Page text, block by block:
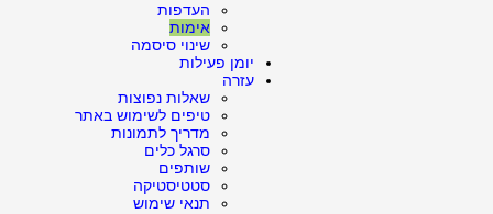
העדפות
אימות
שינוי סיסמה
יומן פעילות
עזרה
שאלות נפוצות
טיפים לשימוש באתר
מדריך לתמונות
סרגל כלים
שותפים
סטטיסטיקה
תנאי שימוש